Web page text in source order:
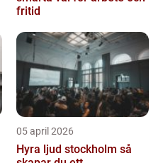
fritid
05 april 2026
Hyra ljud stockholm så